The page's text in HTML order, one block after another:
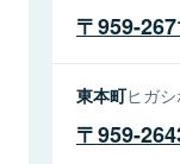
959-
東本町ヒガ
959-